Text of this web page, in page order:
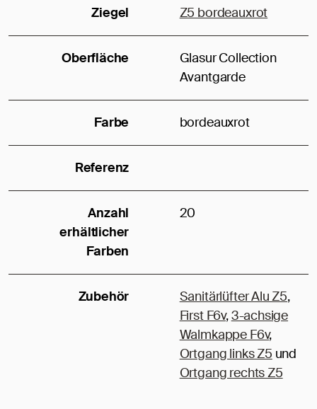
Ziegel Z5 bordeauxrot
Oberfläche
Glasur Collection
Avantgarde
Farbe bordeauxrot
Referenz
Anzahl
erhältlicher
Farben
20
Zubehör Sanitärlüfter Alu Z5,
First F6v,3-achsige
Walmkappe F6v,
Ortgang links Z5 und
Ortgang rechts Z5